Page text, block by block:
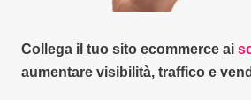
Collega il tuo sito ecommerce ai
aumentare visibilità, traffico e